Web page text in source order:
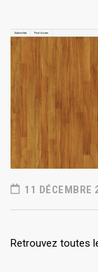
11 DÉCEMBRE
Retrouvez toutes